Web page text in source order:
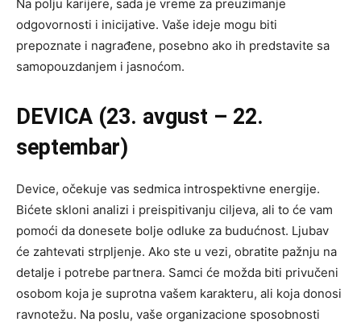
Na polju karijere, sada je vreme za preuzimanje
odgovornosti i inicijative. Vaše ideje mogu biti
prepoznate i nagrađene, posebno ako ih predstavite sa
samopouzdanjem i jasnoćom.
DEVICA (23. avgust – 22.
septembar)
Device, očekuje vas sedmica introspektivne energije.
Bićete skloni analizi i preispitivanju ciljeva, ali to će vam
pomoći da donesete bolje odluke za budućnost. Ljubav
će zahtevati strpljenje. Ako ste u vezi, obratite pažnju na
detalje i potrebe partnera. Samci će možda biti privučeni
osobom koja je suprotna vašem karakteru, ali koja donosi
ravnotežu. Na poslu, vaše organizacione sposobnosti